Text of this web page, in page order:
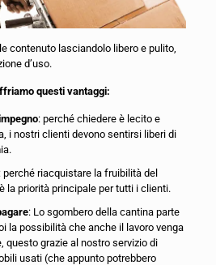
contenuto lasciandolo libero e pulito,
d’uso.
questi vantaggi:
: perché chiedere è lecito e
i nostri clienti devono sentirsi liberi di
perché riacquistare la fruibilità del
la priorità principale per tutti i clienti.
: Lo sgombero della cantina parte
la possibilità che anche il lavoro venga
questo grazie al nostro servizio di
usati (che appunto potrebbero